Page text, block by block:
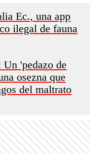
Ec., una app
ilegal de fauna
'pedazo de
osezna que
del maltrato